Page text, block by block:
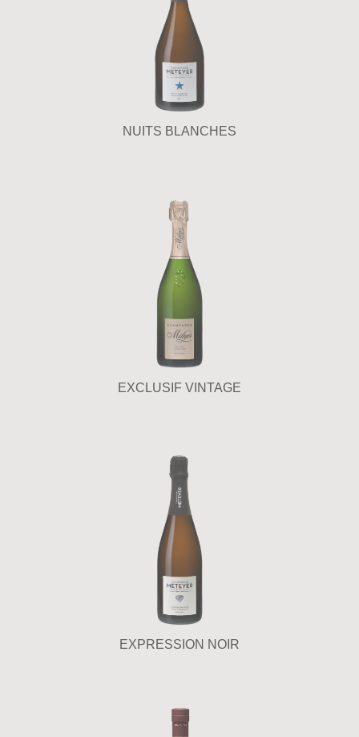
NUITS BLANCHES
EXCLUSIF VINTAGE
EXPRESSION NOIR